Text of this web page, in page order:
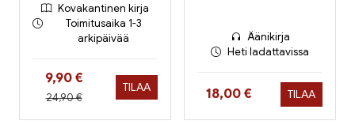
Kovakantinen kirja
Toimitusaika 1-3
arkipäivää
Hinta nyt
9,90 €
Hinta aiemmin
24,90 €
TILAA
Äänikirja
Heti ladattavissa
Hinta nyt
18,00 € TILAA